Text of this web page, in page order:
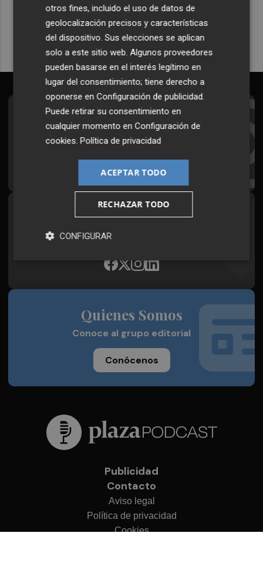
Quiero suscribirme
Suscríbete al Boletín
Todos los días a primera hora en tu email
Síguenos en redes
Plaza Podcast, desde cualquier medio
Quienes Somos
Conoce al grupo editorial
Conócenos
Publicidad
Contacto
Aviso legal
Política de privacidad
Cookies
otros fines, incluido el uso de datos de
geolocalización precisos y características
del dispositivo. Sus elecciones se aplican
solo a este sitio web. Algunos proveedores
pueden basarse en el interés legítimo en
lugar del consentimiento; tiene derecho a
oponerse enConfiguración de publicidad.
Puede retirar su consentimiento en
cualquier momento enConfiguración de
cookies.Política de privacidad
ACEPTAR TODO
RECHAZAR TODO
CONFIGURAR